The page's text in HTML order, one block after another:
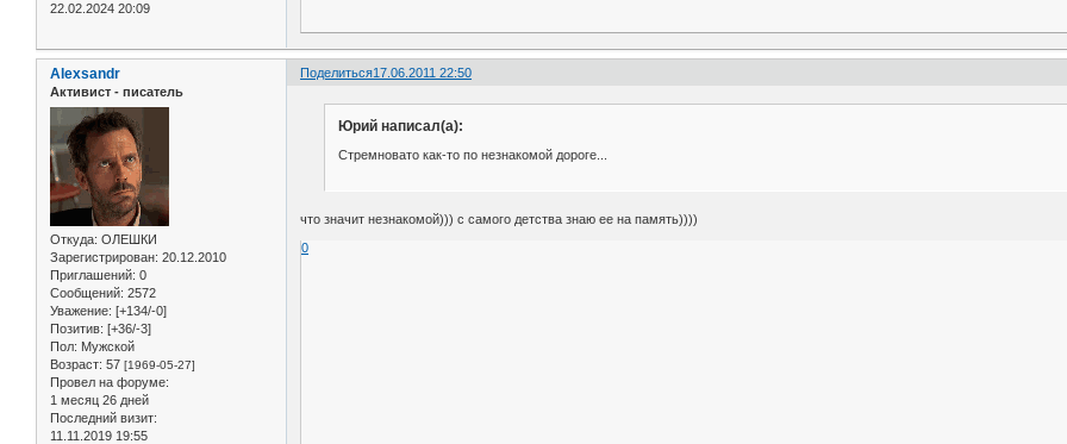
22.02.2024 20:09
Поделиться17.06.2011 22:50
Alexsandr
Активист - писатель
Откуда: ОЛЕШКИ
Зарегистрирован: 20.12.2010
Приглашений: 0
Сообщений: 2572
Уважение: [+134/-0]
Позитив: [+36/-3]
Пол: Мужской
Возраст: 57 [1969-05-27]
Провел на форуме:
1 месяц 26 дней
Последний визит:
11.11.2019 19:55
Юрий написал(а):
Стремновато как-то по незнакомой дороге...
что значит незнакомой))) с самого детства знаю ее на память))))
0